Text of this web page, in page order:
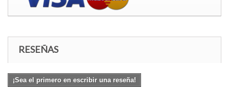
RESEÑAS
¡Sea el primero en escribir una reseña!